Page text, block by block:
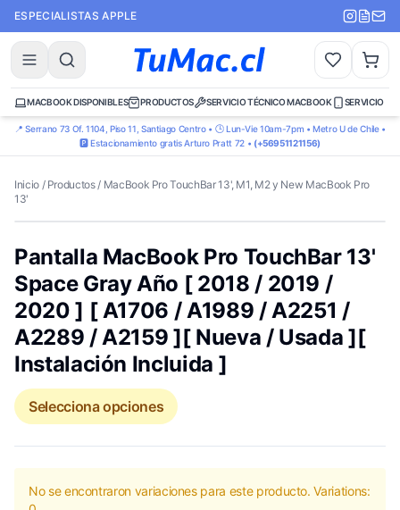
ESPECIALISTAS APPLE
MACBOOK DISPONIBLES PRODUCTOS SERVICIO TÉCNICO MACBOOK SERVICIO
📍 Serrano 73 Of. 1104, Piso 11, Santiago Centro • 🕒 Lun-Vie 10am-7pm • Metro U de Chile •
🅿️ Estacionamiento gratis Arturo Pratt 72 • (+56951121156)
Inicio/ Productos/ MacBook Pro TouchBar 13', M1, M2 y New MacBook Pro
13'
Pantalla MacBook Pro TouchBar 13'
Space Gray Año [ 2018 / 2019 /
2020 ] [ A1706 / A1989 / A2251 /
A2289 / A2159 ][ Nueva / Usada ][
Instalación Incluida ]
Selecciona opciones
No se encontraron variaciones para este producto. Variations: